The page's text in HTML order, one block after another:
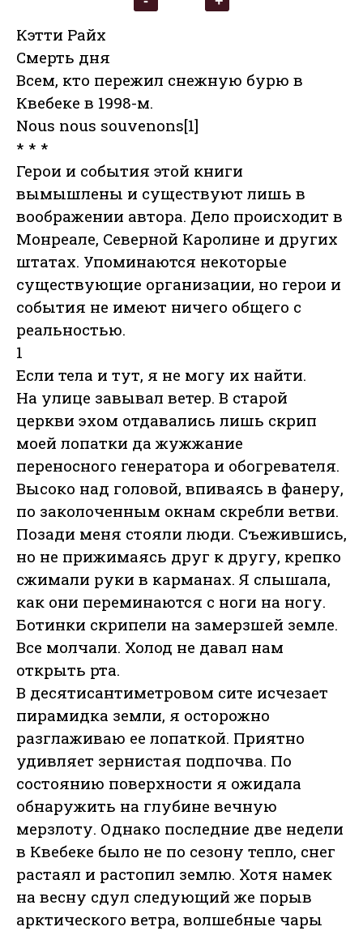
Кэтти Райх
Смерть дня
Всем, кто пережил снежную бурю в
Квебеке в 1998-м.
Nous nous souvenons[1]
* * *
Герои и события этой книги
вымышлены и существуют лишь в
воображении автора. Дело происходит в
Монреале, Северной Каролине и других
штатах. Упоминаются некоторые
существующие организации, но герои и
события не имеют ничего общего с
реальностью.
1
Если тела и тут, я не могу их найти.
На улице завывал ветер. В старой
церкви эхом отдавались лишь скрип
моей лопатки да жужжание
переносного генератора и обогревателя.
Высоко над головой, впиваясь в фанеру,
по заколоченным окнам скребли ветви.
Позади меня стояли люди. Съежившись,
но не прижимаясь друг к другу, крепко
сжимали руки в карманах. Я слышала,
как они переминаются с ноги на ногу.
Ботинки скрипели на замерзшей земле.
Все молчали. Холод не давал нам
открыть рта.
В десятисантиметровом сите исчезает
пирамидка земли, я осторожно
разглаживаю ее лопаткой. Приятно
удивляет зернистая подпочва. По
состоянию поверхности я ожидала
обнаружить на глубине вечную
мерзлоту. Однако последние две недели
в Квебеке было не по сезону тепло, снег
растаял и растопил землю. Хотя намек
на весну сдул следующий же порыв
арктического ветра, волшебные чары